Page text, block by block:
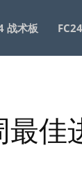
战术板
最佳